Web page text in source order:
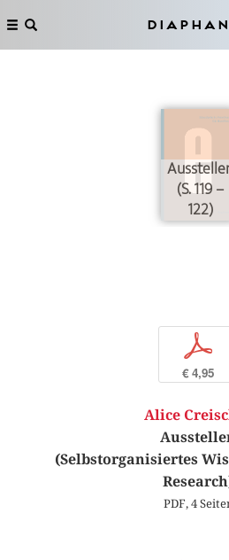
(S. 119 –
122)
p
€ 4,95
Alice
(Selbstorganisiertes
PDF, 4